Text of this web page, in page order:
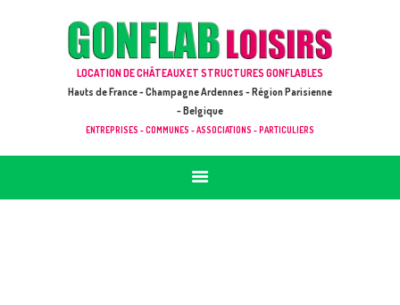
LOCATION DE CHÂTEAUX ET STRUCTURES GONFLABLES
Hauts de France - Champagne Ardennes - Région Parisienne
- Belgique
ENTREPRISES - COMMUNES - ASSOCIATIONS - PARTICULIERS
GONFLAB LOISIRS
ACCUEIL
JEUX À LOUER & PRESTATIONS
CATALOGUE / TARIF
DEMANDE DE DEVIS (SOUS 24H)